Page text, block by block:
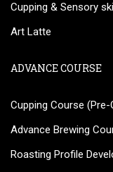
Cupping & Sensory
Art Latte
ADVANCE COURSE
Cupping Course (Pre-
Advance Brewing
Roasting Profile